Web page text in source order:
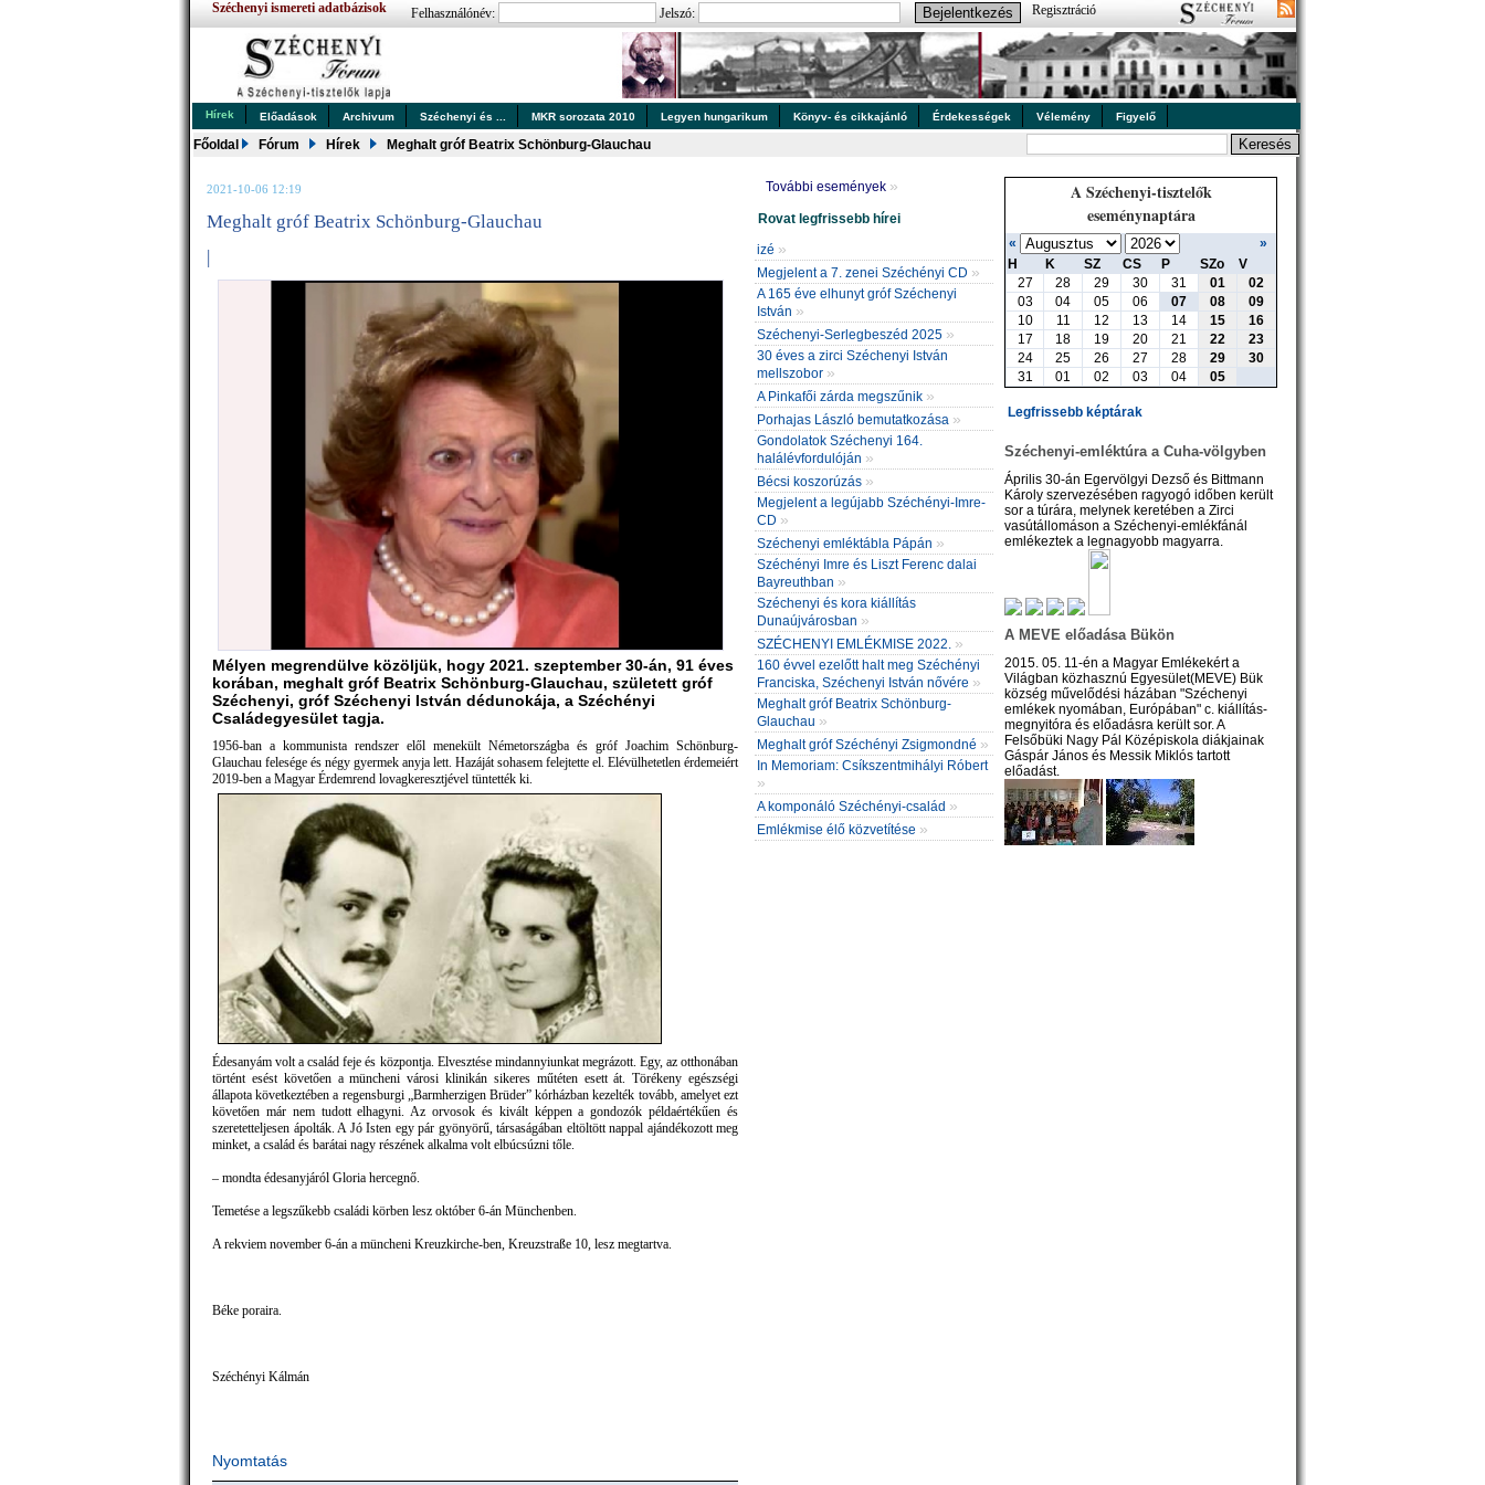
Széchenyi ismereti adatbázisok Felhasználónév: Jelszó: Regisztráció
Hírek Előadások Archivum Széchenyi és ... MKR sorozata 2010 Legyen hungarikum Könyv- és cikkajánló Érdekességek Vélemény Figyelő
Főoldal Fórum Hírek Meghalt gróf Beatrix Schönburg-Glauchau
2021-10-06 12:19
Meghalt gróf Beatrix Schönburg-Glauchau
|
Mélyen megrendülve közöljük, hogy 2021. szeptember 30-án, 91 éves
korában, meghalt gróf Beatrix Schönburg-Glauchau, született gróf
Széchenyi, gróf Széchenyi István dédunokája, a Széchényi
Családegyesület tagja.
1956-ban a kommunista rendszer elől menekült Németországba és gróf Joachim Schönburg-
Glauchau felesége és négy gyermek anyja lett. Hazáját sohasem felejtette el. Elévülhetetlen érdemeiért
2019-ben a Magyar Érdemrend lovagkeresztjével tüntették ki.
Édesanyám volt a család feje és központja. Elvesztése mindannyiunkat megrázott. Egy, az otthonában
történt esést követően a müncheni városi klinikán sikeres műtéten esett át. Törékeny egészségi
állapota következtében a regensburgi „Barmherzigen Brüder” kórházban kezelték tovább, amelyet ezt
követően már nem tudott elhagyni. Az orvosok és kivált képpen a gondozók példaértékűen és
szeretetteljesen ápolták. A Jó Isten egy pár gyönyörű, társaságában eltöltött nappal ajándékozott meg
minket, a család és barátai nagy részének alkalma volt elbúcsúzni tőle.
– mondta édesanyjáról Gloria hercegnő.
Temetése a legszűkebb családi körben lesz október 6-án Münchenben.
A rekviem november 6-án a müncheni Kreuzkirche-ben, Kreuzstraße 10, lesz megtartva.
Béke poraira.
Széchényi Kálmán
Nyomtatás
További események »
Rovat legfrissebb hírei
izé »
Megjelent a 7. zenei Széchényi CD »
A 165 éve elhunyt gróf Széchenyi
István »
Széchenyi-Serlegbeszéd 2025 »
30 éves a zirci Széchenyi István
mellszobor »
A Pinkafői zárda megszűnik »
Porhajas László bemutatkozása »
Gondolatok Széchenyi 164.
halálévfordulóján »
Bécsi koszorúzás »
Megjelent a legújabb Széchényi-Imre-
CD »
Széchenyi emléktábla Pápán »
Széchényi Imre és Liszt Ferenc dalai
Bayreuthban »
Széchenyi és kora kiállítás
Dunaújvárosban »
SZÉCHENYI EMLÉKMISE 2022. »
160 évvel ezelőtt halt meg Széchényi
Franciska, Széchenyi István nővére »
Meghalt gróf Beatrix Schönburg-
Glauchau »
Meghalt gróf Széchényi Zsigmondné »
In Memoriam: Csíkszentmihályi Róbert
»
A komponáló Széchényi-család »
Emlékmise élő közvetítése »
A Széchenyi-tisztelők
eseménynaptára
«
»
H
K SZ CS P SZo
V
27
28 29 30 31 01
02
03
04 05 06 07 08
09
10
11 12 13 14 15
16
17
18 19 20 21 22
23
24
25 26 27 28 29
30
31
01 02 03 04 05
Legfrissebb képtárak
Széchenyi-emléktúra a Cuha-völgyben
Április 30-án Egervölgyi Dezső és Bittmann
Károly szervezésében ragyogó időben került
sor a túrára, melynek keretében a Zirci
vasútállomáson a Széchenyi-emlékfánál
emlékeztek a legnagyobb magyarra.
A MEVE előadása Bükön
2015. 05. 11-én a Magyar Emlékekért a
Világban közhasznú Egyesület(MEVE) Bük
község művelődési házában "Széchenyi
emlékek nyomában, Európában" c. kiállítás-
megnyitóra és előadásra került sor. A
Felsőbüki Nagy Pál Középiskola diákjainak
Gáspár János és Messik Miklós tartott
előadást.